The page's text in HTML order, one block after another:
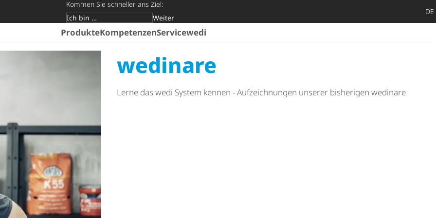
Kommen Sie schneller ans Ziel:
Zielgruppe
Weiter
DE
ProdukteKompetenzenServicewedi
wedinare
Lerne das wedi System kennen - Aufzeichnungen unserer bisherigen wedinare